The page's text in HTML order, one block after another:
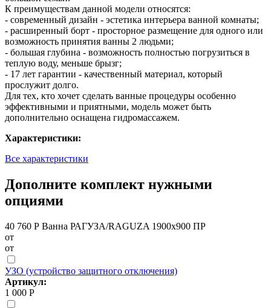
К преимуществам данной модели относятся:
- современный дизайн - эстетика интерьера ванной комнаты;
- расширенный борт - просторное размещение для одного или
возможность принятия ванны 2 людьми;
- большая глубина - возможность полностью погрузиться в
теплую воду, меньше брызг;
- 17 лет гарантии - качественный материал, который
прослужит долго.
Для тех, кто хочет сделать ванные процедуры особенно
эффективными и приятными, модель может быть
дополнительно оснащена гидромассажем.
Характеристики:
Все характеристики
Дополните комплект нужными
опциями
40 760 Р Ванна РАГУЗА/RAGUZA 1900х900 ПР
от
от
УЗО (устройство защитного отключения)
Артикул:
1 000 Р